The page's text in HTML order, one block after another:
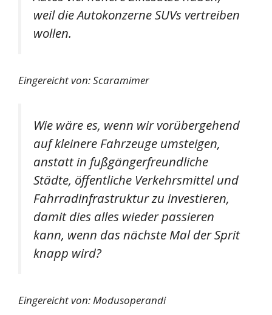
weil die Autokonzerne SUVs vertreiben
wollen.
Eingereicht von: Scaramimer
Wie wäre es, wenn wir vorübergehend
auf kleinere Fahrzeuge umsteigen,
anstatt in fußgängerfreundliche
Städte, öffentliche Verkehrsmittel und
Fahrradinfrastruktur zu investieren,
damit dies alles wieder passieren
kann, wenn das nächste Mal der Sprit
knapp wird?
Eingereicht von: Modusoperandi